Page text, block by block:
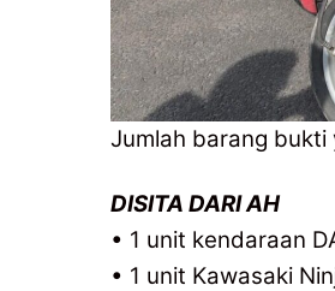
Jumlah barang
DISITA DARI AH
• 1 unit kendaraan
• 1 unit Kawasaki